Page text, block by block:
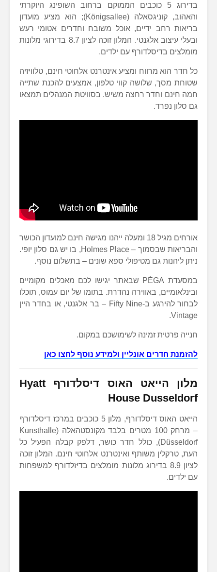
בדירוג 5 כוכבים הממוקם ברחוב השופינג היוקרתי
והאהוב, קוניגסאלה (Königsallee); הוא מציע מועדון
בריאות רחב ידיים, אוכל משובח וחדרים אטומי רעש
ובעלי עיצוב אלגנטי. המלון זוכה לציון 8.7 בדירוגי מלונות
מומלצים בדיסלדורף עם ילדים.
כל חדר הוא מרווח ומציע אינטרנט אלחוטי חינם, טלוויזיה
שטוחת מסך, שלושה קווי טלפון, אמצעים להכנת שתייה
חמה חינם וחדר רחצה משיש. בסוויטת המנהלים תמצאו
גם סלון נפרד.
אורחים מגיל 18 ומעלה ייהנו מגישה חינם למועדון הכושר
והבריאות שבסמוך – Holmes Place, בו יש גם סלון יופי.
ניתן ליהנות גם מטיפולי ספא שונים – בתשלום נוסף.
במסעדת PÉGA שבאתר יגישו לכם מאכלים מקומיים
ובינלאומיים, באווירה נהדרת. בתומו של יום עמוס, תוכלו
לבחור להירגע ב-Fifty Nine – בר אלגנטי, או בחדר היין
Vintage.
חנייה פרטית זמינה לשימושכם במקום.
להזמנת חדרים אונליין ולמידע נוסף לחצו כאן
מלון הייאט האוס דיסלדורף
Hyatt
House Dusseldorf
הייאט האוס דיסלדורף, מלון 5 כוכבים במרכז דיסלדורף
– מרחק 100 מטרים בלבד מקונסטהאלה (Kunsthalle
Düsseldorf), כולל חדר כושר, דלפק קבלה הפעיל כל
העת, טרקלין משותף ואינטרנט אלחוטי חינם. המלון זוכה
לציון 8.9 בדירוג מלונות מומלצים בדיזלדורף למשפחות
עם ילדים.